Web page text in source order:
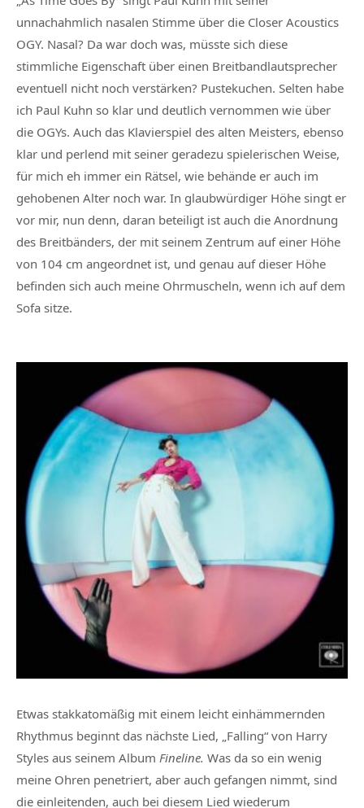
unnachahmlich nasalen Stimme über die Closer Acoustics
OGY. Nasal? Da war doch was, müsste sich diese
stimmliche Eigenschaft über einen Breitbandlautsprecher
eventuell nicht noch verstärken? Pustekuchen. Selten habe
ich Paul Kuhn so klar und deutlich vernommen wie über
die OGYs. Auch das Klavierspiel des alten Meisters, ebenso
klar und perlend mit seiner geradezu spielerischen Weise,
für mich eh immer ein Rätsel, wie behände er auch im
gehobenen Alter noch war. In glaubwürdiger Höhe singt er
vor mir, nun denn, daran beteiligt ist auch die Anordnung
des Breitbänders, der mit seinem Zentrum auf einer Höhe
von 104 cm angeordnet ist, und genau auf dieser Höhe
befinden sich auch meine Ohrmuscheln, wenn ich auf dem
Sofa sitze.
Etwas stakkatomäßig mit einem leicht einhämmernden
Rhythmus beginnt das nächste Lied, „Falling“ von Harry
Styles aus seinem Album Fineline. Was da so ein wenig
meine Ohren penetriert, aber auch gefangen nimmt, sind
die einleitenden, auch bei diesem Lied wiederum